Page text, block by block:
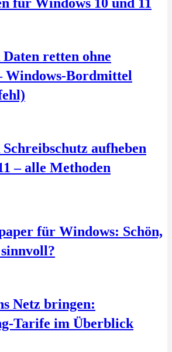
für Windows 10 und 11
retten ohne
Windows-Bordmittel
aufheben
– alle Methoden
für Windows: Schön,
Netz bringen:
Tarife im Überblick